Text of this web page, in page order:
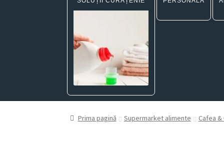
Prima pagină Supermarket alimente Cafea &